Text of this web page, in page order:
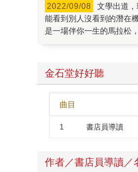
2022/09/08
文學出道，現職多重斜槓的淡如姊，用他活生生但還不到血淋淋（笑）的例子告訴我們，投資真的是越簡單越好，重點不在你有多會判斷市場動向，
能看到別人沒看到的潛在
是一場伴你一生的馬拉松
金石堂好好聽
曲目
1 書店員導讀
作者／書店員導讀／